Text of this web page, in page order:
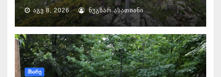
ᲐᲒᲕ 8, 2026 ᲜᲣᲒᲖᲐᲠ ᲐᲡᲐᲗᲘᲐᲜᲘ
ᲛᲮᲐᲠᲔ